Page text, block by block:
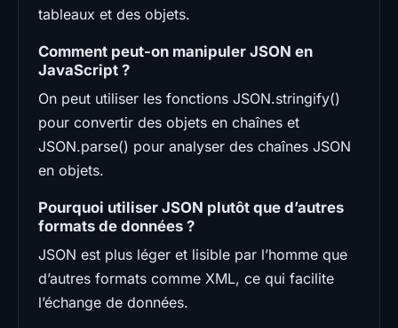
tableaux et des objets.
Comment peut-on manipuler JSON en
JavaScript ?
On peut utiliser les fonctions JSON.stringify()
pour convertir des objets en chaînes et
JSON.parse() pour analyser des chaînes JSON
en objets.
Pourquoi utiliser JSON plutôt que d’autres
formats de données ?
JSON est plus léger et lisible par l’homme que
d’autres formats comme XML, ce qui facilite
l’échange de données.